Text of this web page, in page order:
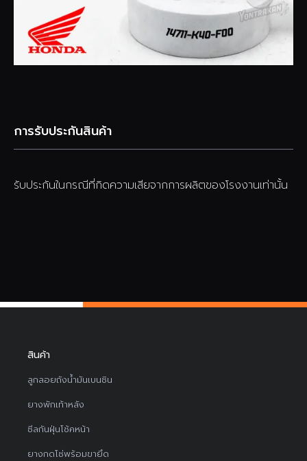
การรับประกันสินค้า
รับประกันในกรณีที่กิดความเสียจากการผลิตของโรงงานเท่านั้น
สินค้า
ลูกลอยถังน้ำมันเบนซิน
ยางพักเท้าหลัง
ซีลกันฝุ่นโช้คหน้า
ยางกดโซ่พร้อมขายึด